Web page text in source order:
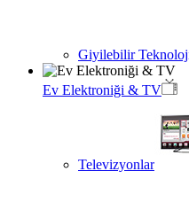
Giyilebilir
Ev Elektroniği & TV
Televizyonlar